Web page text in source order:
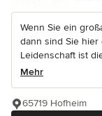
Wenn Sie ein
dann sind Sie hier
Leidenschaft ist
Mehr
65719 Hofheim